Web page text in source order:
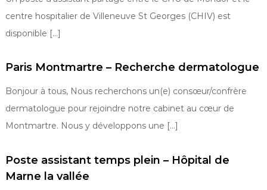
centre hospitalier de Villeneuve St Georges (CHIV) est
disponible […]
Paris Montmartre – Recherche dermatologue
Bonjour à tous, Nous recherchons un(e) consœur/confrère
dermatologue pour rejoindre notre cabinet au cœur de
Montmartre. Nous y développons une […]
Poste assistant temps plein – Hôpital de
Marne la vallée